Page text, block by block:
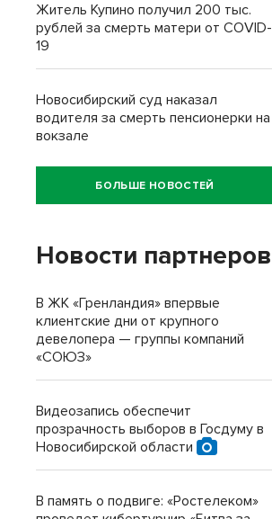
Житель Купино получил 200 тыс.
рублей за смерть матери от COVID-
19
Новосибирский суд наказал
водителя за смерть пенсионерки на
вокзале
БОЛЬШЕ НОВОСТЕЙ
Новости партнеров
В ЖК «Гренландия» впервые
клиентские дни от крупного
девелопера — группы компаний
«СОЮЗ»
Видеозапись обеспечит
прозрачность выборов в Госдуму в
Новосибирской области
В память о подвиге: «Ростелеком»